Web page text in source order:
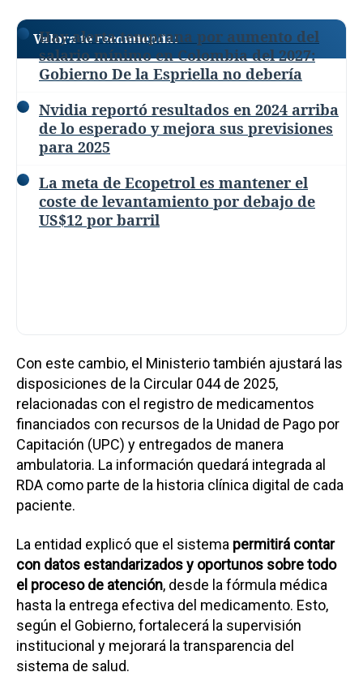
Valora te recomienda:
Hay alerta temprana por aumento del
salario mínimo en Colombia del 2027:
Gobierno De la Espriella no debería
Nvidia reportó resultados en 2024 arriba
de lo esperado y mejora sus previsiones
para 2025
La meta de Ecopetrol es mantener el
coste de levantamiento por debajo de
US$12 por barril
Con este cambio, el Ministerio también ajustará las
disposiciones de la Circular 044 de 2025,
relacionadas con el registro de medicamentos
financiados con recursos de la Unidad de Pago por
Capitación (UPC) y entregados de manera
ambulatoria. La información quedará integrada al
RDA como parte de la historia clínica digital de cada
paciente.
La entidad explicó que el sistema permitirá contar
con datos estandarizados y oportunos sobre todo
el proceso de atención, desde la fórmula médica
hasta la entrega efectiva del medicamento. Esto,
según el Gobierno, fortalecerá la supervisión
institucional y mejorará la transparencia del
sistema de salud.